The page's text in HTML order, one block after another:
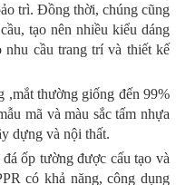
trì. Đồng thời, chúng cũng
tạo nên nhiều kiểu dáng
nhu cầu trang trí và thiết kế
,mắt thường giống đến 99%
mã và màu sắc tấm nhựa
dựng và nội thất.
ốp tường được cấu tạo và
có khả năng, công dụng